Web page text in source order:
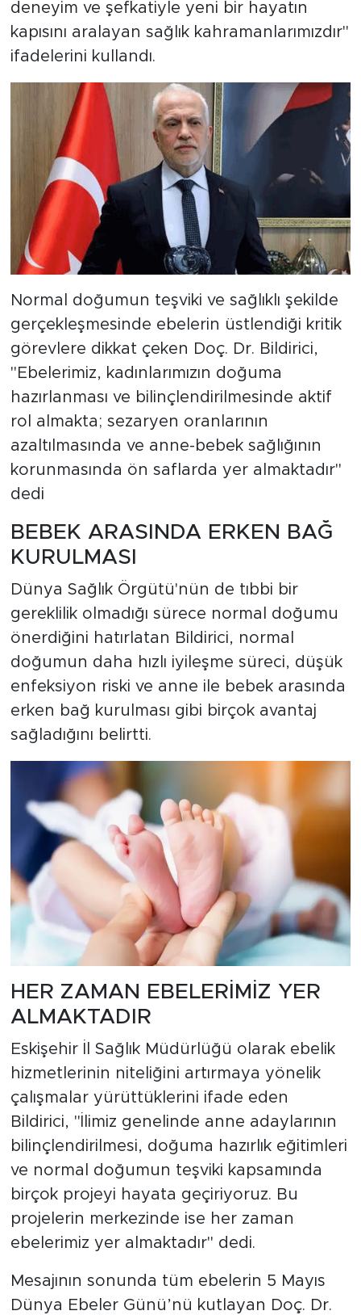
deneyim ve şefkatiyle yeni bir hayatın
kapısını aralayan sağlık kahramanlarımızdır"
ifadelerini kullandı.
Normal doğumun teşviki ve sağlıklı şekilde
gerçekleşmesinde ebelerin üstlendiği kritik
görevlere dikkat çeken Doç. Dr. Bildirici,
"Ebelerimiz, kadınlarımızın doğuma
hazırlanması ve bilinçlendirilmesinde aktif
rol almakta; sezaryen oranlarının
azaltılmasında ve anne-bebek sağlığının
korunmasında ön saflarda yer almaktadır"
dedi
BEBEK ARASINDA ERKEN BAĞ
KURULMASI
Dünya Sağlık Örgütü'nün de tıbbi bir
gereklilik olmadığı sürece normal doğumu
önerdiğini hatırlatan Bildirici, normal
doğumun daha hızlı iyileşme süreci, düşük
enfeksiyon riski ve anne ile bebek arasında
erken bağ kurulması gibi birçok avantaj
sağladığını belirtti.
HER ZAMAN EBELERİMİZ YER
ALMAKTADIR
Eskişehir İl Sağlık Müdürlüğü olarak ebelik
hizmetlerinin niteliğini artırmaya yönelik
çalışmalar yürüttüklerini ifade eden
Bildirici, "İlimiz genelinde anne adaylarının
bilinçlendirilmesi, doğuma hazırlık eğitimleri
ve normal doğumun teşviki kapsamında
birçok projeyi hayata geçiriyoruz. Bu
projelerin merkezinde ise her zaman
ebelerimiz yer almaktadır" dedi.
Mesajının sonunda tüm ebelerin 5 Mayıs
Dünya Ebeler Günü’nü kutlayan Doç. Dr.